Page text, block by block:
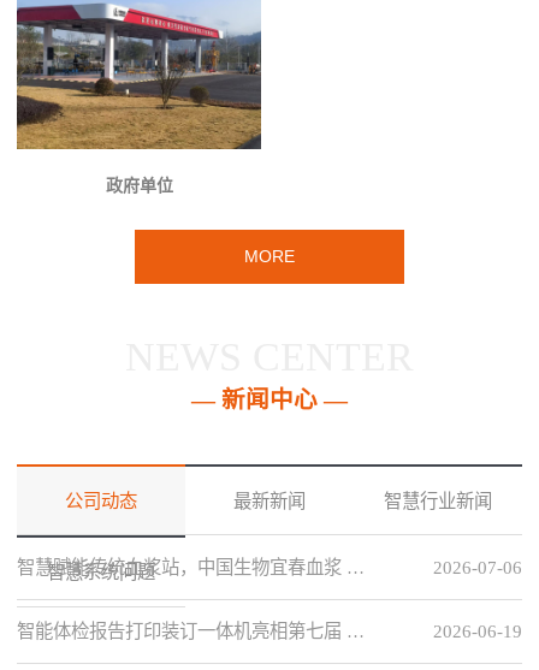
政府单位
MORE
— 新闻中心 —
公司动态 最新新闻 智慧行业新闻
智慧系统问题 2026-07-06
智慧赋能传统血浆站，中国生物宜春血浆 …
2026-06-19
智能体检报告打印装订一体机亮相第七届 …